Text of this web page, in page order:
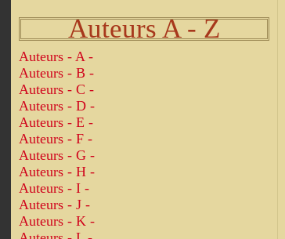
Auteurs A - Z
Auteurs - A -
Auteurs - B -
Auteurs - C -
Auteurs - D -
Auteurs - E -
Auteurs - F -
Auteurs - G -
Auteurs - H -
Auteurs - I -
Auteurs - J -
Auteurs - K -